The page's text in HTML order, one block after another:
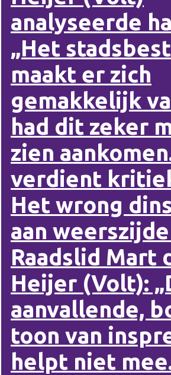
analyseerde
„Het
maakt er zich
gemakkelijk
had dit zeker
zien
verdient
Het wrong
aan
Raadslid Mart
Heijer (Volt):
aanvallende,
toon van
helpt niet